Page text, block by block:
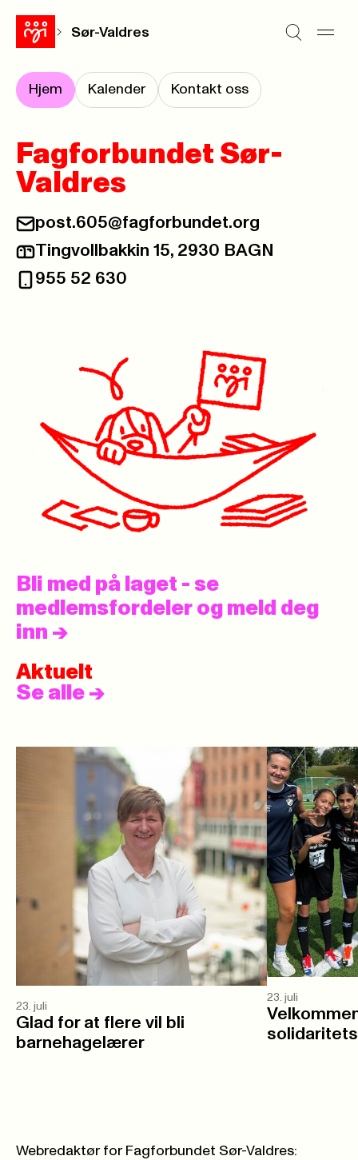
Sør-Valdres
Hjem Kalender Kontakt oss
Fagforbundet Sør-
Valdres
E-post:
post.605@fagforbundet.org
Postadresse:
Tingvollbakkin 15, 2930 BAGN
Telefon:
955 52 630
Bli med på laget - se
medlemsfordeler og meld deg
inn ->
Aktuelt
Se alle ->
23. juli
Glad for at flere vil bli
barnehagelærer
23. juli
Webredaktør for Fagforbundet Sør-Valdres: